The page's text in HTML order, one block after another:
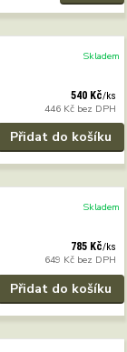
540 Kč/ks
446 Kč bez DPH
Skladem
Přidat do košíku
785 Kč/ks
649 Kč bez DPH
Skladem
Přidat do košíku